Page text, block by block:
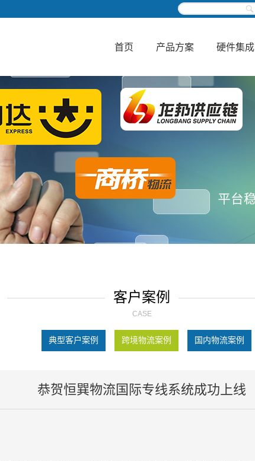
首页 产品方案 硬件集成
客户案例
CASE
典型客户案例 跨境物流案例 国内物流案例
恭贺恒巽物流国际专线系统成功上线